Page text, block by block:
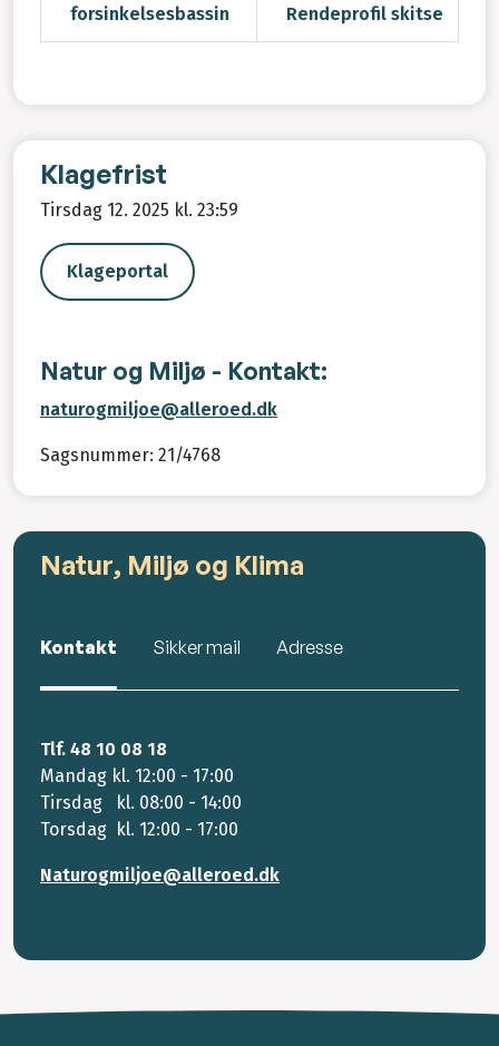
forsinkelsesbassin
Rendeprofil skitse
Klagefrist
Tirsdag 12. 2025 kl. 23:59
Klageportal
Natur og Miljø - Kontakt:
naturogmiljoe@alleroed.dk
Sagsnummer: 21/4768
Natur, Miljø og Klima
Kontakt Sikker mail Adresse
Tlf. 48 10 08 18
Mandag kl. 12:00 - 17:00
Tirsdag kl. 08:00 - 14:00
Torsdag kl. 12:00 - 17:00
Naturogmiljoe@alleroed.dk